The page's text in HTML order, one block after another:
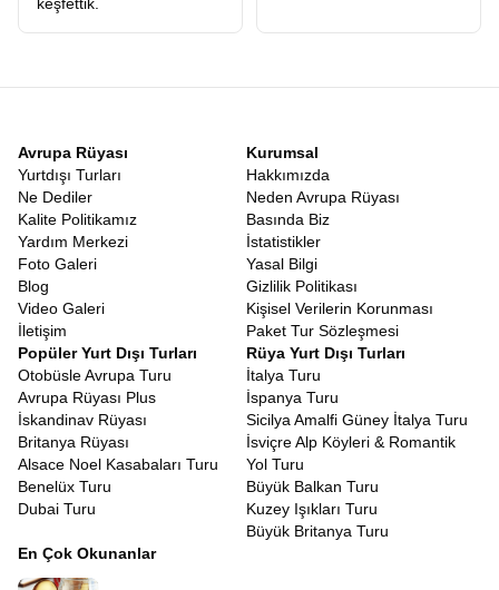
Avrupa Rüyası
Yurtdışı Turları
Ne Dediler
Kalite Politikamız
Yardım Merkezi
Foto Galeri
Blog
Video Galeri
İletişim
Kurumsal
Hakkımızda
Neden Avrupa Rüyası
Basında Biz
İstatistikler
Yasal Bilgi
Gizlilik Politikası
Kişisel Verilerin Korunması
Paket Tur Sözleşmesi
Popüler Yurt Dışı Turları
Otobüsle Avrupa Turu
Avrupa Rüyası Plus
İskandinav Rüyası
Britanya Rüyası
Alsace Noel Kasabaları Turu
Benelüx Turu
Dubai Turu
Rüya Yurt Dışı Turları
İtalya Turu
İspanya Turu
Sicilya Amalfi Güney İtalya Turu
İsviçre Alp Köyleri & Romantik
Yol Turu
Büyük Balkan Turu
Kuzey Işıkları Turu
Büyük Britanya Turu
En Çok Okunanlar